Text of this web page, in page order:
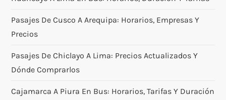
Pasajes De Cusco A Arequipa: Horarios, Empresas Y
Precios
Pasajes De Chiclayo A Lima: Precios Actualizados Y
Dónde Comprarlos
Cajamarca A Piura En Bus: Horarios, Tarifas Y Duración